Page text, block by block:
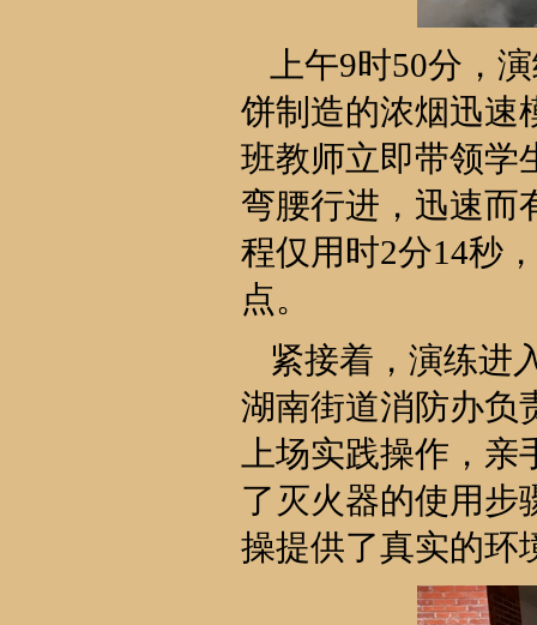
上午9时50分，
饼制造的浓烟迅速
班教师立即带领学
弯腰行进，迅速而
程仅用时2分14秒
点。
紧接着，演练
湖南街道消防办负
上场实践操作，
了灭火器的使用步
操提供了真实的环